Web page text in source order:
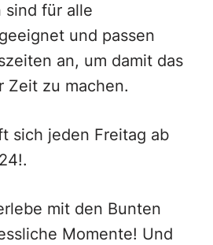
sind für alle
und passen
an, um damit das
Zeit zu machen.
sich jeden Freitag ab
mit den Bunten
Momente! Und